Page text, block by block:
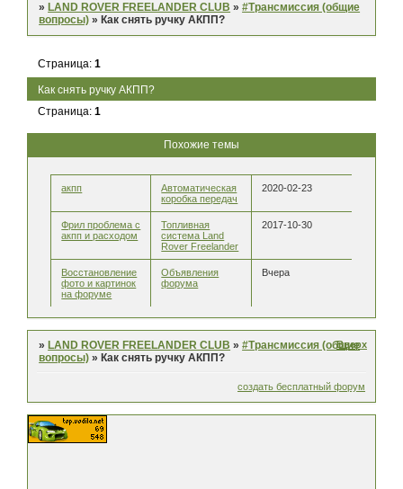
» LAND ROVER FREELANDER CLUB »#Трансмиссия (общие
вопросы) » Как снять ручку АКПП?
Как снять ручку АКПП?
Страница:1
Страница:1
Похожие темы
акпп
Автоматическая
коробка передач
2020-02-23
Фрил проблема с
акпп и расходом
Топливная
система Land
Rover Freelander
2017-10-30
Восстановление
фото и картинок
на форуме
Объявления
форума
Вчера
» LAND ROVER FREELANDER CLUB »#Трансмиссия (общие
вопросы) » Как снять ручку АКПП?
Вверх
создать бесплатный форум